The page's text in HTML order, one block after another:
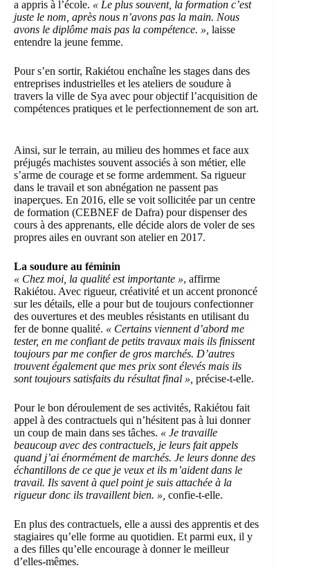
a appris à l’école. « Le plus souvent, la formation c’est
juste le nom, après nous n’avons pas la main. Nous
avons le diplôme mais pas la compétence. », laisse
entendre la jeune femme.
Pour s’en sortir, Rakiétou enchaîne les stages dans des
entreprises industrielles et les ateliers de soudure à
travers la ville de Sya avec pour objectif l’acquisition de
compétences pratiques et le perfectionnement de son art.
Ainsi, sur le terrain, au milieu des hommes et face aux
préjugés machistes souvent associés à son métier, elle
s’arme de courage et se forme ardemment. Sa rigueur
dans le travail et son abnégation ne passent pas
inaperçues. En 2016, elle se voit sollicitée par un centre
de formation (CEBNEF de Dafra) pour dispenser des
cours à des apprenants, elle décide alors de voler de ses
propres ailes en ouvrant son atelier en 2017.
La soudure au féminin
« Chez moi, la qualité est importante », affirme
Rakiétou. Avec rigueur, créativité et un accent prononcé
sur les détails, elle a pour but de toujours confectionner
des ouvertures et des meubles résistants en utilisant du
fer de bonne qualité. « Certains viennent d’abord me
tester, en me confiant de petits travaux mais ils finissent
toujours par me confier de gros marchés. D’autres
trouvent également que mes prix sont élevés mais ils
sont toujours satisfaits du résultat final », précise-t-elle.
Pour le bon déroulement de ses activités, Rakiétou fait
appel à des contractuels qui n’hésitent pas à lui donner
un coup de main dans ses tâches. « Je travaille
beaucoup avec des contractuels, je leurs fait appels
quand j’ai énormément de marchés. Je leurs donne des
échantillons de ce que je veux et ils m’aident dans le
travail. Ils savent à quel point je suis attachée à la
rigueur donc ils travaillent bien. », confie-t-elle.
En plus des contractuels, elle a aussi des apprentis et des
stagiaires qu’elle forme au quotidien. Et parmi eux, il y
a des filles qu’elle encourage à donner le meilleur
d’elles-mêmes.